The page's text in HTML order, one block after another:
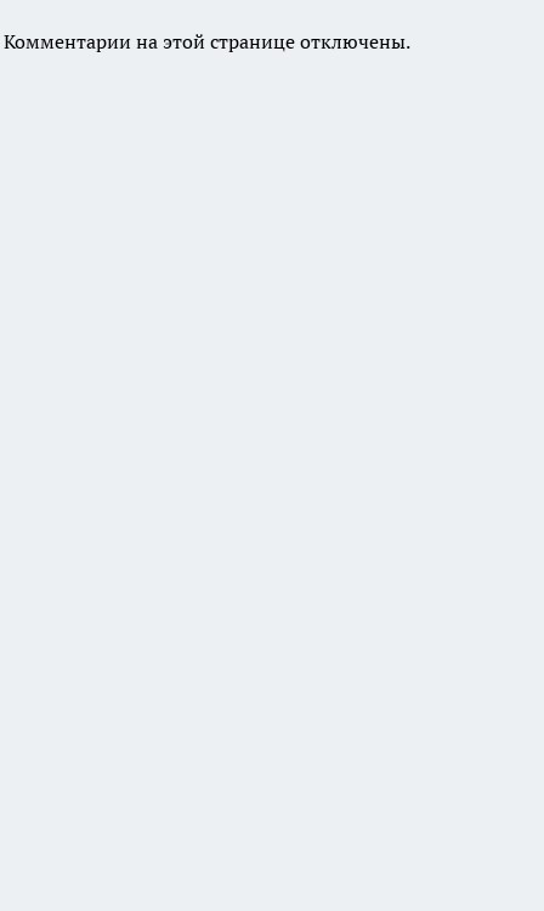
Комментарии на этой странице отключены.